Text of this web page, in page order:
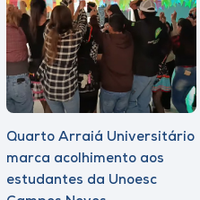
Quarto Arraiá Universitário
marca acolhimento aos
estudantes da Unoesc